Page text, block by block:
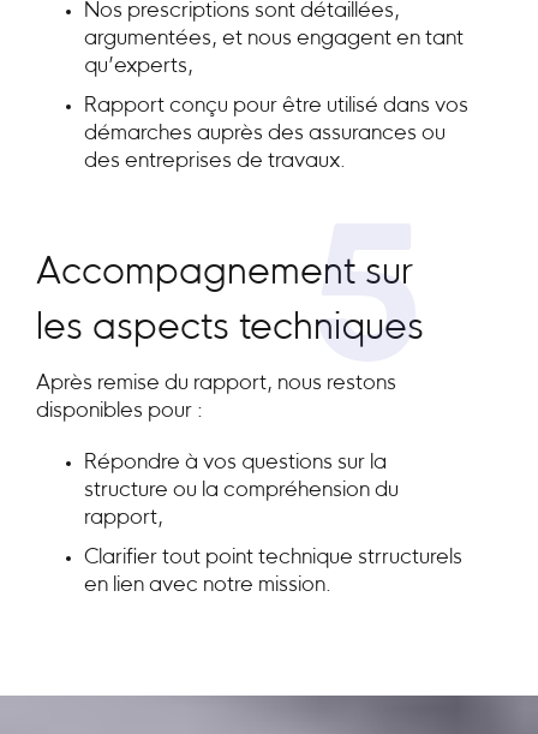
Nos prescriptions sont détaillées,
argumentées, et nous engagent en tant
qu’experts,
Rapport conçu pour être utilisé dans vos
démarches auprès des assurances ou
des entreprises de travaux.
5
Accompagnement sur
les aspects techniques
Après remise du rapport, nous restons
disponibles pour :
Répondre à vos questions sur la
structure ou la compréhension du
rapport,
Clarifier tout point technique strructurels
en lien avec notre mission.